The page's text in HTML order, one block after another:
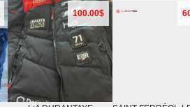
100.00$